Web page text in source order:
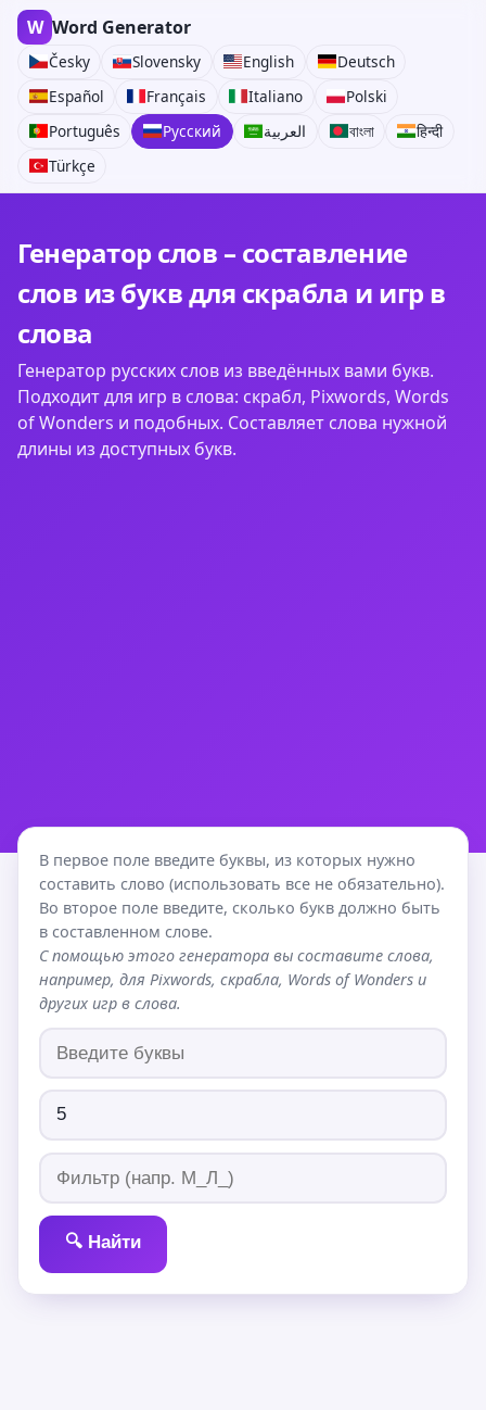
W Word Generator
Česky Slovensky English
Deutsch
Español
Français Italiano
Polski
Português
Русский العربية বাংলা
हिन्दी
Türkçe
Генератор слов – составление
слов из букв для скрабла и игр в
слова
Генератор русских слов из введённых вами букв.
Подходит для игр в слова: скрабл, Pixwords, Words
of Wonders и подобных. Составляет слова нужной
длины из доступных букв.
В первое поле введите буквы, из которых нужно
составить слово (использовать все не обязательно).
Во второе поле введите, сколько букв должно быть
в составленном слове.
С помощью этого генератора вы составите слова,
например, для Pixwords, скрабла, Words of Wonders и
других игр в слова.
🔍 Найти